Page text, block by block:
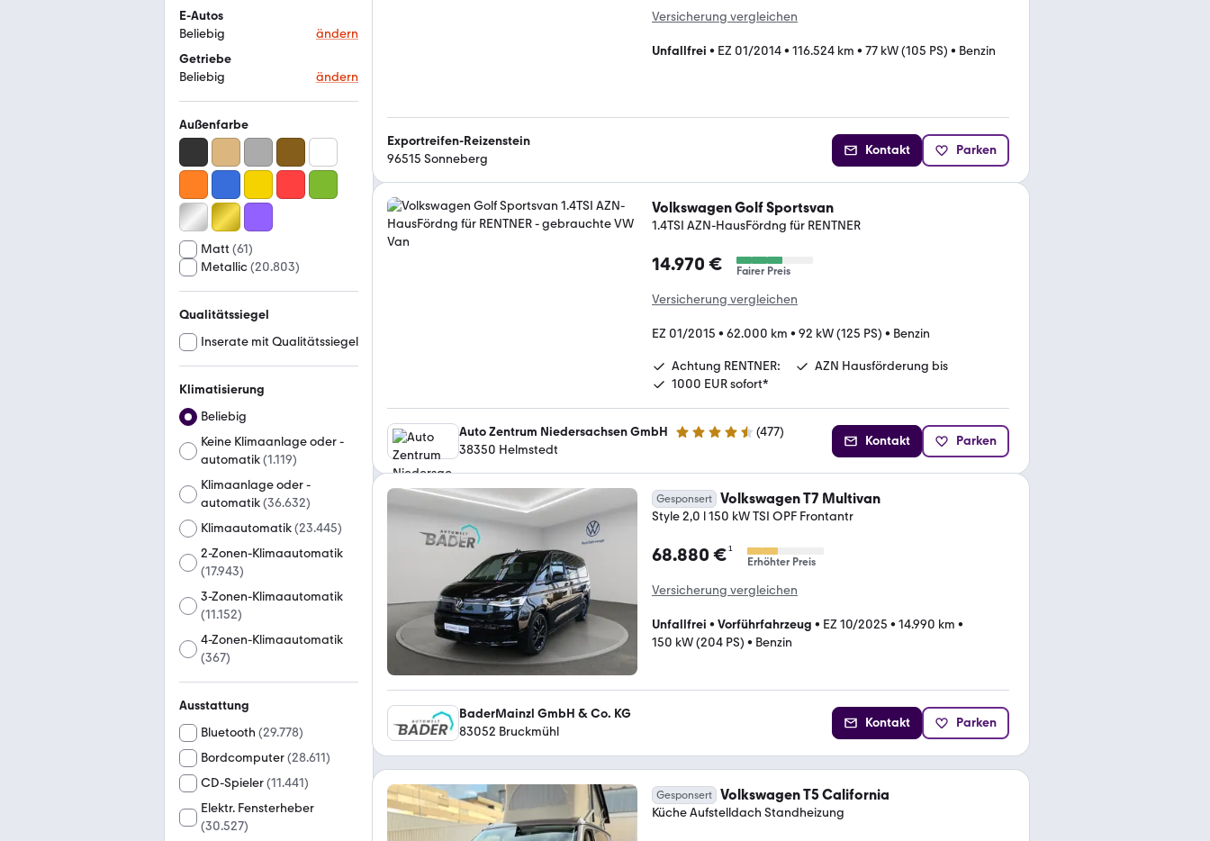
E-Autos
Beliebig
ändern
Getriebe
Beliebig
ändern
Außenfarbe
Matt (61)
Metallic(20.803)
Qualitätssiegel
Inserate mit Qualitätssiegel
Klimatisierung
Beliebig
Keine Klimaanlage oder -
automatik(1.119)
Klimaanlage oder -
automatik(36.632)
Klimaautomatik(23.445)
2-Zonen-Klimaautomatik
(17.943)
3-Zonen-Klimaautomatik
(11.152)
4-Zonen-Klimaautomatik
(367)
Ausstattung
Bluetooth (29.778)
Bordcomputer(28.611)
CD-Spieler(11.441)
Elektr. Fensterheber
(30.527)
Versicherung vergleichen
Unfallfrei • EZ 01/2014• 116.524 km • 77 kW (105 PS) • Benzin
Exportreifen-Reizenstein
96515 Sonneberg
Kontakt Parken
Volkswagen Golf Sportsvan
1.4TSI AZN-HausFördng für RENTNER
14.970 € Fairer Preis
Versicherung vergleichen
EZ 01/2015 • 62.000 km • 92 kW (125 PS) • Benzin
Achtung RENTNER:
AZN Hausförderung bis
1000 EUR sofort*
Auto Zentrum Niedersachsen GmbH 4.5 Sterne (477)
38350 Helmstedt
Kontakt Parken
Gesponsert Volkswagen T7 Multivan
Style 2,0 l 150 kW TSI OPF Frontantr
68.880 €¹
Erhöhter Preis
Versicherung vergleichen
Unfallfrei • Vorführfahrzeug • EZ 10/2025 • 14.990 km •
150 kW (204 PS) • Benzin
BaderMainzl GmbH & Co. KG
83052 Bruckmühl
Kontakt Parken
Gesponsert Volkswagen T5 California
Küche Aufstelldach Standheizung